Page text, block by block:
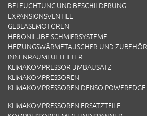
BELEUCHTUNG UND BESCHILDERUNG
EXPANSIONSVENTILE
GEBLÄSEMOTOREN
HEBONILUBE SCHMIERSYSTEME
HEIZUNGSWÄRMETAUSCHER UND ZUBEHÖR
INNENRAUMLUFTFILTER
KLIMAKOMPRESSOR UMBAUSATZ
KLIMAKOMPRESSOREN
KLIMAKOMPRESSOREN DENSO POWEREDGE
KLIMAKOMPRESSOREN ERSATZTEILE